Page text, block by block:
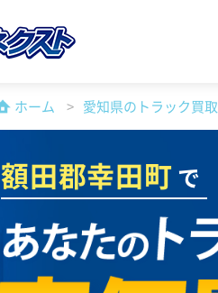
ホーム 愛知県のトラック買取
額田郡幸田町 で